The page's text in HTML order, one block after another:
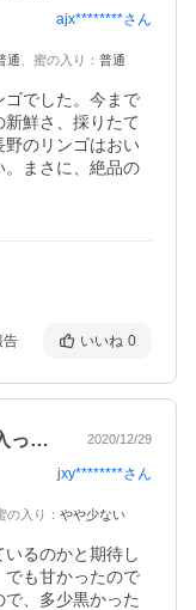
ajx********さん
通 蜜の入り ： 普通
ゴでした。今まで
鮮さ、採りたて
野のリンゴはおい
。まさに、絶品の
告 いいね 0
横に切った時に写真のように蜜が入ってい… 2020/12/29
jxy********さん
の入り ： やや少ない
るのかと期待し
でも甘かったので
、多少黒かった